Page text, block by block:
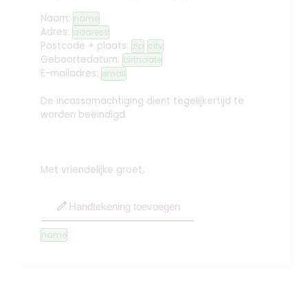
Naam: name
Adres: address
Postcode + plaats: zip city
Geboortedatum: birthdate
E-mailadres: email
De incassomachtiging dient tegelijkertijd te
worden beëindigd.
Met vriendelijke groet,
edit Handtekening toevoegen
name